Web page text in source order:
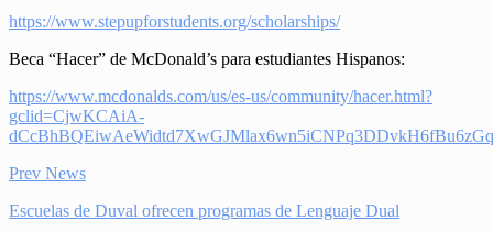
https://www.stepupforstudents.org/scholarships/
Beca “Hacer” de McDonald’s para estudiantes Hispanos:
https://www.mcdonalds.com/us/es-us/community/hacer.html?
gclid=CjwKCAiA-
Prev News
Escuelas de Duval ofrecen programas de Lenguaje Dual